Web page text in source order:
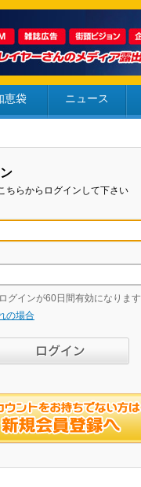
恵袋 ニュース
ちらからログインして下さい
グインが60日間有効になります
の場合